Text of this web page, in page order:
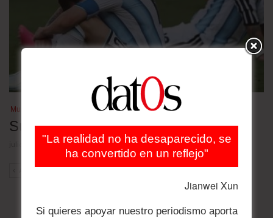
Mundial de fútbol 2026
Su noche triste
julio 21, 2026"La realidad no ha desaparecido, se
ha convertido en un reflejo"
Jianwei Xun
Si quieres apoyar nuestro periodismo aporta